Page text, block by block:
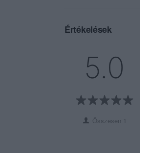
Értékelések
5.0
Összesen 1